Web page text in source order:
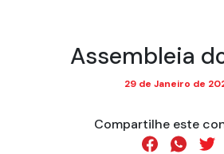
Assembleia
29 de Janeiro de
Compartilhe este